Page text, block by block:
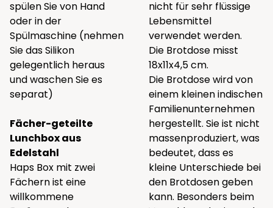
spülen Sie von Hand
oder in der
Spülmaschine (nehmen
Sie das Silikon
gelegentlich heraus
und waschen Sie es
separat)
Fächer-geteilte
Lunchbox aus
Edelstahl
Haps Box mit zwei
Fächern ist eine
willkommene
nicht für sehr flüssige
Lebensmittel
verwendet werden.
Die Brotdose misst
18x11x4,5 cm.
Die Brotdose wird von
einem kleinen indischen
Familienunternehmen
hergestellt. Sie ist nicht
massenproduziert, was
bedeutet, dass es
kleine Unterschiede bei
den Brotdosen geben
kann. Besonders beim